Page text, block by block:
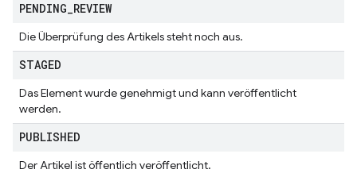
PENDING REVIEW
Die Überprüfung des Artikels steht noch aus.
STAGED
Das Element wurde genehmigt und kann veröffentlicht
werden.
PUBLISHED
Der Artikel ist öffentlich veröffentlicht.